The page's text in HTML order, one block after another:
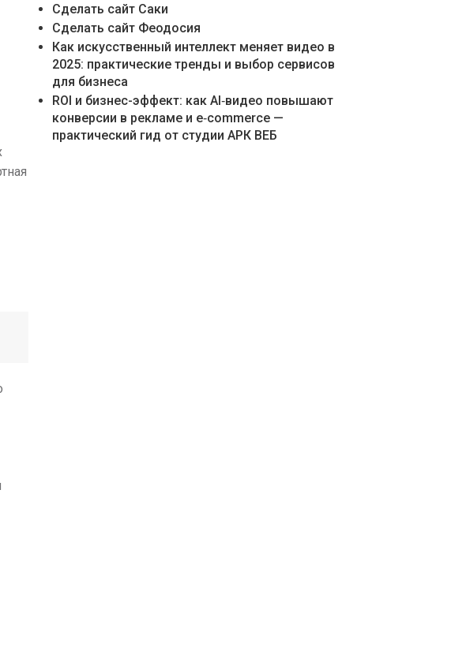
Сделать сайт Саки
Сделать сайт Феодосия
Как искусственный интеллект меняет видео в
2025: практические тренды и выбор сервисов
для бизнеса
ROI и бизнес-эффект: как AI‑видео повышают
конверсии в рекламе и e‑commerce —
практический гид от студии АРК ВЕБ